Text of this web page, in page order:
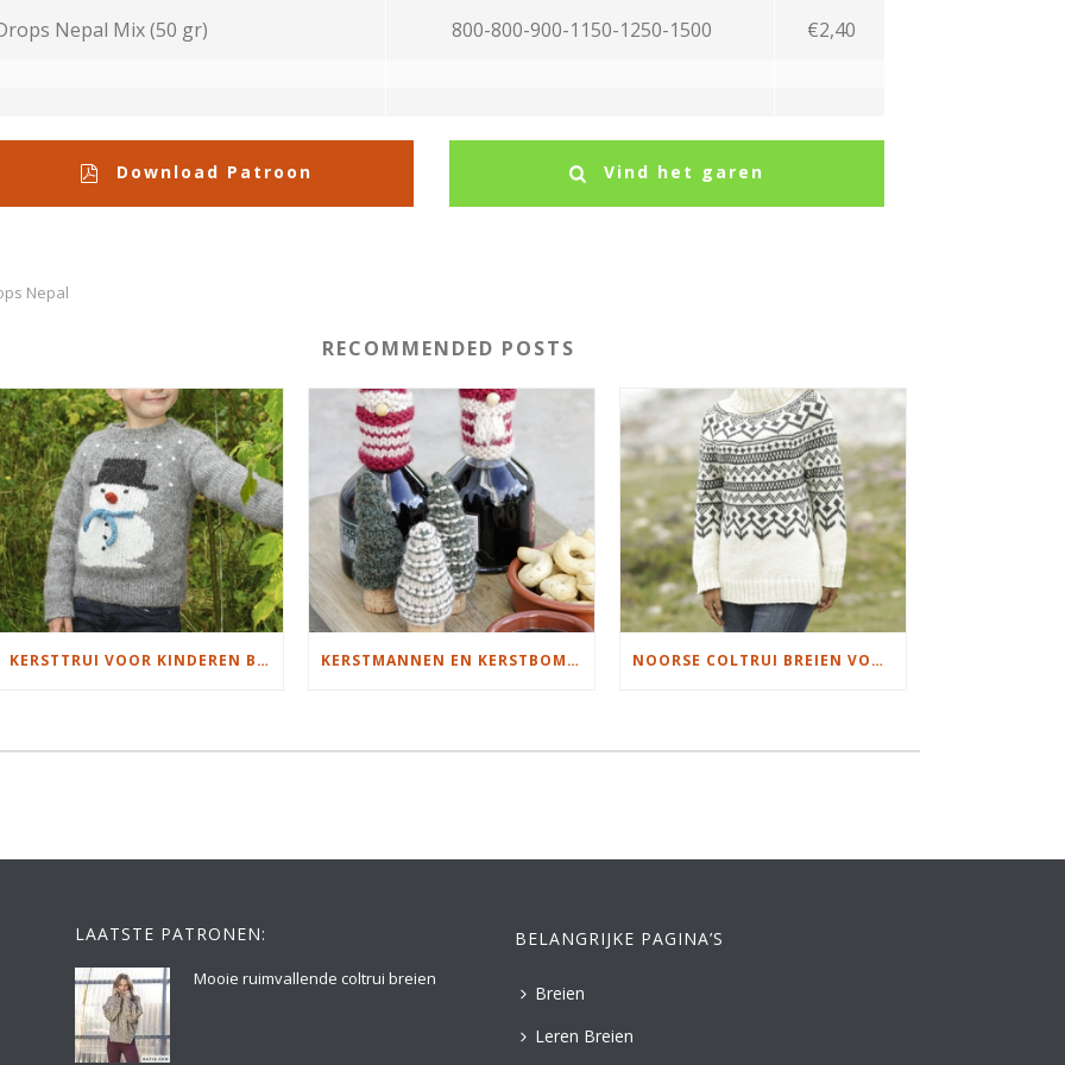
Nepal Mix (50 gr) 800-800-900-1150-1250-1500 €2,40
Download Patroon Vind het garen
Nepal
RECOMMENDED POSTS
KERSTTRUI VOOR KINDEREN BREIEN MET SNEEUWPOP KERSTMANNEN EN KERSTBOMEN BREIEN NOORSE COLTRUI BREIEN VOOR DAMES
LAATSTE PATRONEN:
Mooie ruimvallende coltrui breien
BELANGRIJKE PAGINA’S
Breien
Leren Breien